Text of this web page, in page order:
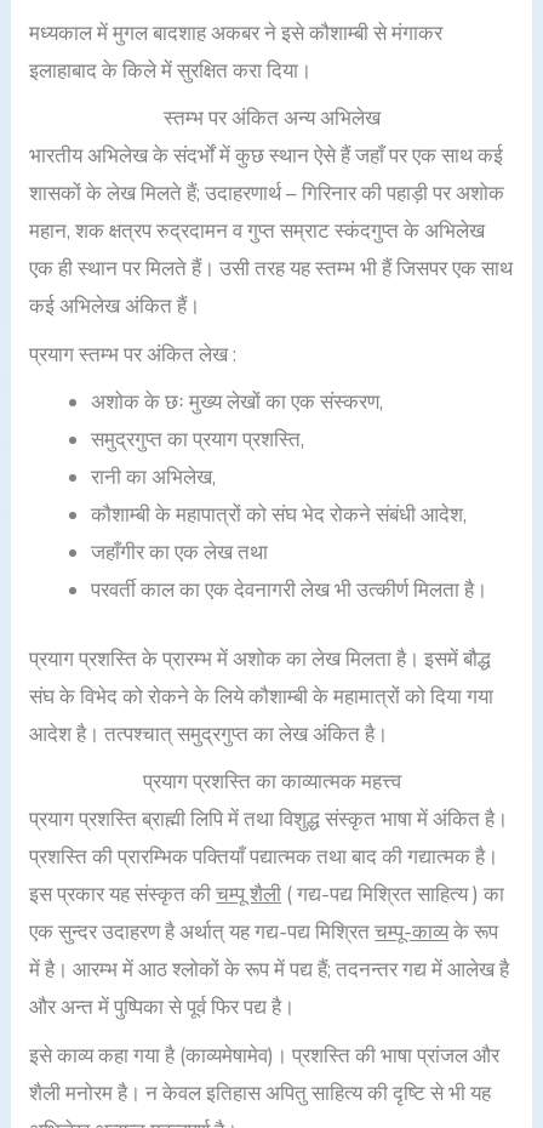
मध्यकाल में मुगल बादशाह अकबर ने इसे कौशाम्बी से मंगाकर
इलाहाबाद के किले में सुरक्षित करा दिया।
स्तम्भ पर अंकित अन्य अभिलेख
भारतीय अभिलेख के संदर्भों में कुछ स्थान ऐसे हैं जहाँ पर एक साथ कई
शासकों के लेख मिलते हैं; उदाहरणार्थ – गिरिनार की पहाड़ी पर अशोक
महान, शक क्षत्रप रुद्रदामन व गुप्त सम्राट स्कंदगुप्त के अभिलेख
एक ही स्थान पर मिलते हैं। उसी तरह यह स्तम्भ भी हैं जिसपर एक साथ
कई अभिलेख अंकित हैं।
प्रयाग स्तम्भ पर अंकित लेख :
अशोक के छः मुख्य लेखों का एक संस्करण,
समुद्रगुप्त का प्रयाग प्रशस्ति,
रानी का अभिलेख,
कौशाम्बी के महापात्रों को संघ भेद रोकने संबंधी आदेश,
जहाँगीर का एक लेख तथा
परवर्ती काल का एक देवनागरी लेख भी उत्कीर्ण मिलता है।
प्रयाग प्रशस्ति के प्रारम्भ में अशोक का लेख मिलता है। इसमें बौद्ध
संघ के विभेद को रोकने के लिये कौशाम्बी के महामात्रों को दिया गया
आदेश है। तत्पश्चात् समुद्रगुप्त का लेख अंकित है।
प्रयाग प्रशस्ति का काव्यात्मक महत्त्व
प्रयाग प्रशस्ति ब्राह्मी लिपि में तथा विशुद्ध संस्कृत भाषा में अंकित है।
प्रशस्ति की प्रारम्भिक पक्तियाँ पद्यात्मक तथा बाद की गद्यात्मक है।
इस प्रकार यह संस्कृत कीचम्पू शैली ( गद्य-पद्य मिश्रित साहित्य ) का
एक सुन्दर उदाहरण है अर्थात् यह गद्य-पद्य मिश्रितचम्पू-काव्यके रूप
में है। आरम्भ में आठ श्लोकों के रूप में पद्य हैं; तदनन्तर गद्य में आलेख है
और अन्त में पुष्पिका से पूर्व फिर पद्य है।
इसे काव्य कहा गया है (काव्यमेषामेव)। प्रशस्ति की भाषा प्रांजल और
शैली मनोरम है। न केवल इतिहास अपितु साहित्य की दृष्टि से भी यह